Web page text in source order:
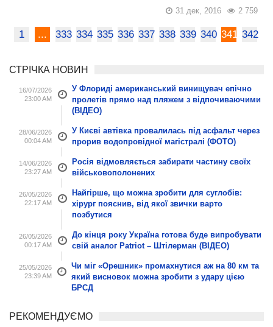
2 759
31 дек, 2016
1 ... 333 334 335 336 337 338 339 340 341 342
СТРІЧКА НОВИН
16/07/2026
23:00 AM
У Флориді американський винищувач епічно
пролетів прямо над пляжем з відпочиваючими
(ВІДЕО)
28/06/2026
00:04 AM
У Києві автівка провалилась під асфальт через
прорив водопровідної магістралі (ФОТО)
14/06/2026
23:27 AM
Росія відмовляється забирати частину своїх
військовополонених
26/05/2026
22:17 AM
Найгірше, що можна зробити для суглобів:
хірург пояснив, від якої звички варто
позбутися
26/05/2026
00:17 AM
До кінця року Україна готова буде випробувати
свій аналог Patriot – Штілерман (ВІДЕО)
25/05/2026
23:39 AM
Чи міг «Орешник» промахнутися аж на 80 км та
який висновок можна зробити з удару цією
БРСД
РЕКОМЕНДУЄМО